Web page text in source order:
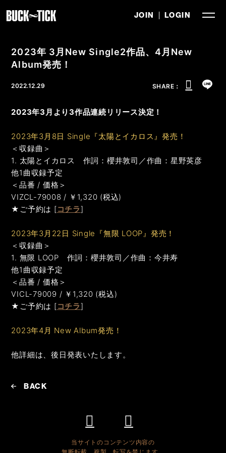
JOIN LOGIN
2023年 3月New Single2作品、4月New
Album発売！
SHARE：
2022.12.29
2023年3月より3作品連続リリース決定！
2023年3月8日 Single『太陽とイカロス』発売！
＜収録曲＞
1. 太陽とイカロス 作詞：櫻井敦司／作曲：星野英彦
他1曲収録予定
＜品番 / 価格＞
VIZCL-79008 / ￥1,320 (税込)
★ご予約は [コチラ]
2023年3月22日 Single『無限 LOOP』発売！
＜収録曲＞
1. 無限 LOOP 作詞：櫻井敦司／作曲：今井寿
他1曲収録予定
＜品番 / 価格＞
VICL-79009 / ￥1,320 (税込)
★ご予約は [コチラ]
2023年4月 New Album発売！
他詳細は、後日発表いたします。
BACK
当サイトのコンテンツ内容の